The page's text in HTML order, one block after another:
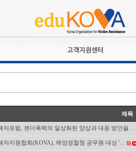
공지사항
규정ㆍ양식
제목
자포럼, 젠더폭력의 일상화된 양상과 대응 방안을 …
자지원협회(KOVA), 해양경찰청 공무원 대상 '…